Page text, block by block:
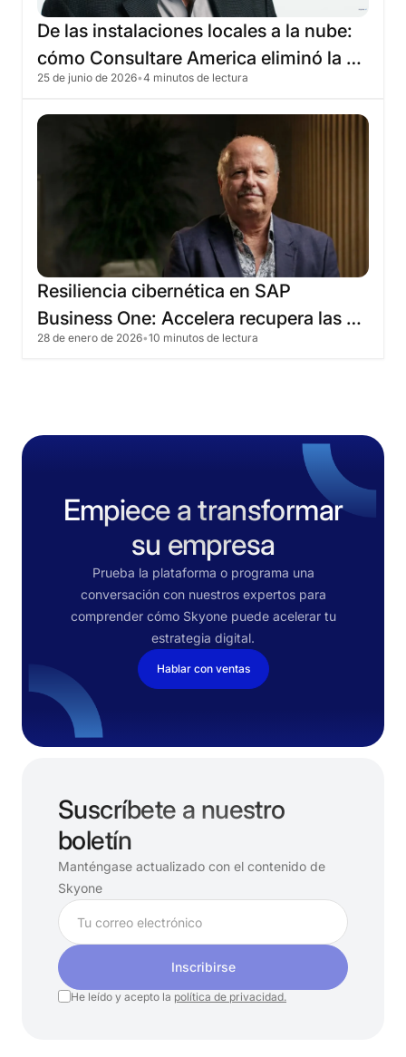
De las instalaciones locales a la nube:
cómo Consultare America eliminó la
infraestructura heredada
25 de junio de 2026•4 minutos de lectura
Resiliencia cibernética en SAP
Business One: Accelera recupera las
operaciones en 4 horas
28 de enero de 2026•10 minutos de lectura
Empiece a transformar
su empresa
Prueba la plataforma o programa una
conversación con nuestros expertos para
comprender cómo Skyone puede acelerar tu
estrategia digital.
Hablar con ventas
Suscríbete a nuestro
boletín
Manténgase actualizado con el contenido de
Skyone
Inscribirse
He leído y acepto la política de privacidad.